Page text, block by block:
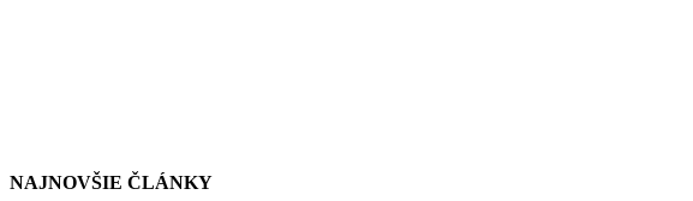
NAJNOVŠIE ČLÁNKY